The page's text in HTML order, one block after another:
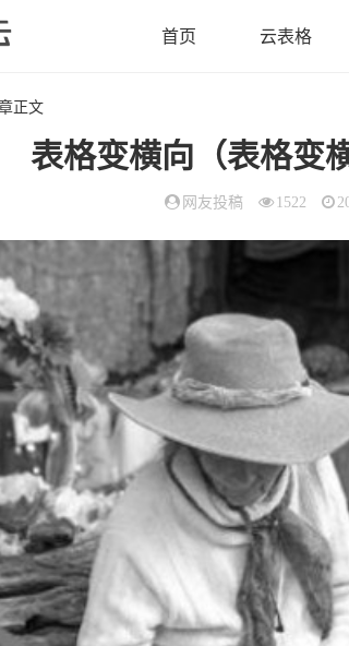
首页 云表格
正文
表格变横向（表格变
网友投稿 1522